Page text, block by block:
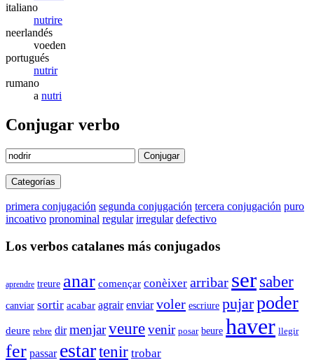
italiano
nutrire
neerlandés
voeden
portugués
nutrir
rumano
a nutri
Conjugar verbo
Conjugar
Categorías
primera conjugación segunda conjugación tercera conjugación puro
incoativo pronominal regular irregular defectivo
Los verbos catalanes más conjugados
aprendre treure anar començar conèixer arribar sersaber
canviar sortir acabar agrair enviar voler escriure pujarpoder
deure rebre dir menjarveurevenir posar beure haver llegir
fer passar estartenir trobar